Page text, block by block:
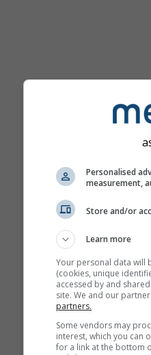
Personalised
measurement,
Store and/or
Learn more
Your personal data will
(cookies, unique
accessed by and
site. We and our
partners.
Some vendors may
interest, which you can
for a link at the bottom